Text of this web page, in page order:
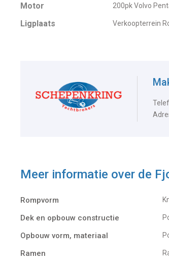
Motor 200pk Volvo
Ligplaats Verkoopterrein
Meer informatie over de
Rompvorm
Dek en opbouw constructie
Opbouw vorm, materiaal
Ramen